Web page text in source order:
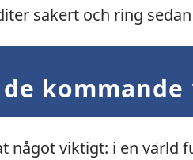
säkert och ring
kommande
något viktigt: i en